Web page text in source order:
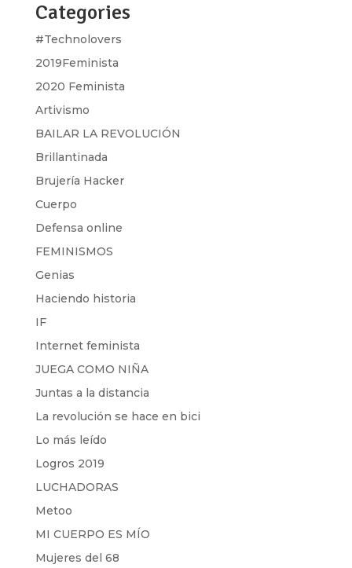
Categories
#Technolovers
2019Feminista
2020 Feminista
Artivismo
BAILAR LA REVOLUCIÓN
Brillantinada
Brujería Hacker
Cuerpo
Defensa online
FEMINISMOS
Genias
Haciendo historia
IF
Internet feminista
JUEGA COMO NIÑA
Juntas a la distancia
La revolución se hace en bici
Lo más leído
Logros 2019
LUCHADORAS
Metoo
MI CUERPO ES MÍO
Mujeres del 68